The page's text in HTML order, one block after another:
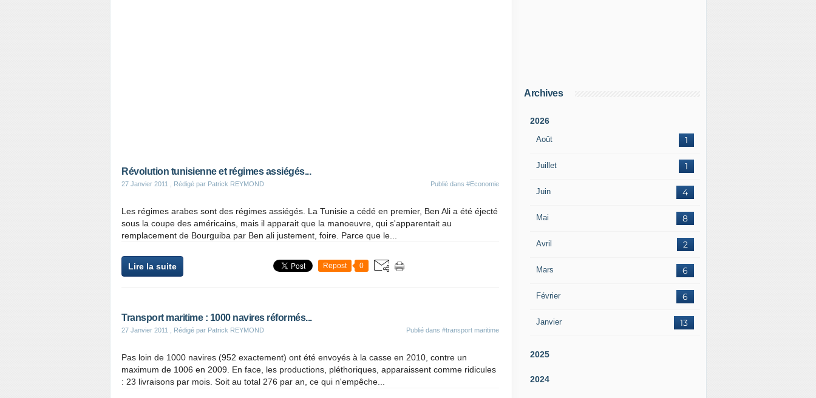
Révolution tunisienne et régimes assiégés...
27 Janvier 2011 , Rédigé par Patrick REYMOND Publié dans #Economie
Les régimes arabes sont des régimes assiégés. La Tunisie a cédé en premier, Ben Ali a été éjecté
sous la coupe des américains, mais il apparait que la manoeuvre, qui s'apparentait au
remplacement de Bourguiba par Ben ali justement, foire. Parce que le...
Lire la suite Repost 0
Transport maritime : 1000 navires réformés...
27 Janvier 2011 , Rédigé par Patrick REYMOND Publié dans #transport maritime
Pas loin de 1000 navires (952 exactement) ont été envoyés à la casse en 2010, contre un
maximum de 1006 en 2009. En face, les productions, pléthoriques, apparaissent comme ridicules
: 23 livraisons par mois. Soit au total 276 par an, ce qui n'empêche...
Archives
2026
Août 1
Juillet 1
Juin 4
Mai 8
Avril 2
Mars 6
Février 6
Janvier 13
2025
2024